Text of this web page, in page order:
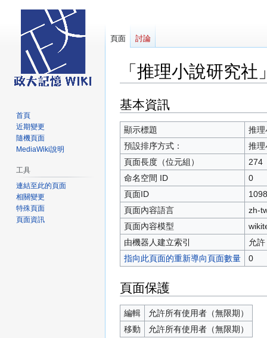
「推理小說研究
跳
至
導
覽
跳
至
搜
尋
基本資訊
顯示標題
推理
預設排序方式：
推理
頁面長度（位元組）
274
命名空間 ID
0
頁面ID
1098
頁面內容語言
zh-
頁面內容模型
由機器人建立索引
允許
指向此頁面的重新導向頁面數量
0
頁面保護
編輯
允許所有使用者（無限期）
移動
允許所有使用者（無限期）
頁面 討論
首頁
近期變更
隨機頁面
MediaWiki說明
工具
連結至此的頁面
相關變更
特殊頁面
頁面資訊